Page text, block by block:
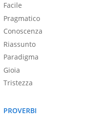
Facile
Pragmatico
Conoscenza
Riassunto
Paradigma
Gioia
Tristezza
PROVERBI